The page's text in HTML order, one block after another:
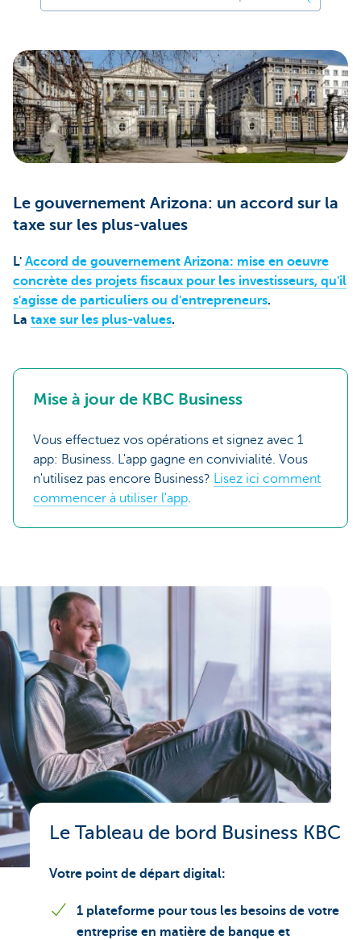
Le gouvernement Arizona: un accord sur la
taxe sur les plus-values
L' Accord de gouvernement Arizona: mise en oeuvre
concrète des projets fiscaux pour les investisseurs, qu'il
s'agisse de particuliers ou d'entrepreneurs.
La taxe sur les plus-values.
Mise à jour de KBC Business
Vous effectuez vos opérations et signez avec 1
app: Business. L'app gagne en convivialité. Vous
n'utilisez pas encore Business? Lisez ici comment
commencer à utiliser l'app.
Le Tableau de bord Business KBC
Votre point de départ digital:
1 plateforme pour tous les besoins de votre
entreprise en matière de banque et